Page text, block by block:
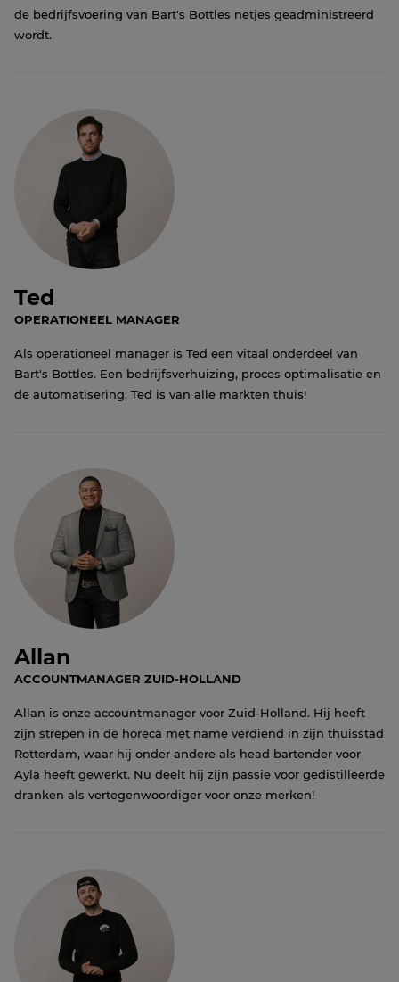
de bedrijfsvoering van Bart's Bottles netjes geadministreerd
wordt.
Ted
OPERATIONEEL MANAGER
Als operationeel manager is Ted een vitaal onderdeel van
Bart's Bottles. Een bedrijfsverhuizing, proces optimalisatie en
de automatisering, Ted is van alle markten thuis!
Allan
ACCOUNTMANAGER ZUID-HOLLAND
Allan is onze accountmanager voor Zuid-Holland. Hij heeft
zijn strepen in de horeca met name verdiend in zijn thuisstad
Rotterdam, waar hij onder andere als head bartender voor
Ayla heeft gewerkt. Nu deelt hij zijn passie voor gedistilleerde
dranken als vertegenwoordiger voor onze merken!